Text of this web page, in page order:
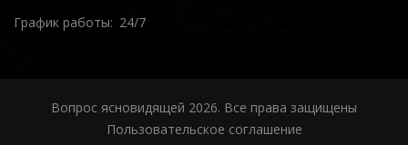
График работы 24/7
Вопрос ясновидящей 2026. Все права защищены
Пользовательское соглашение